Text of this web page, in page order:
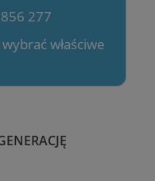
277
właściwe